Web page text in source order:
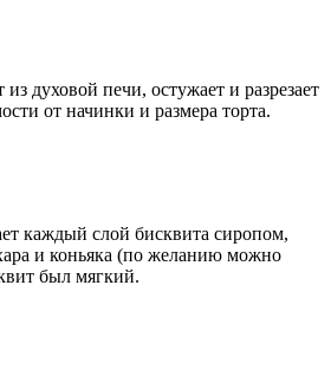
из духовой печи, остужает и разрезает
от начинки и размера торта.
каждый слой бисквита сиропом,
и коньяка (по желанию можно
был мягкий.